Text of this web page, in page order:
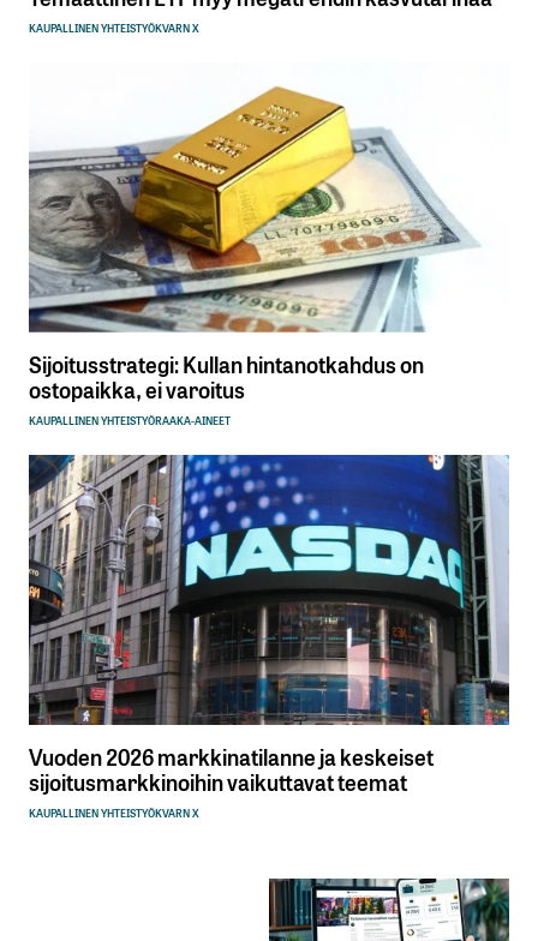
KAUPALLINEN YHTEISTYÖKVARN X
Sijoitusstrategi: Kullan hintanotkahdus on
ostopaikka, ei varoitus
KAUPALLINEN YHTEISTYÖRAAKA-AINEET
Vuoden 2026 markkinatilanne ja keskeiset
sijoitusmarkkinoihin vaikuttavat teemat
KAUPALLINEN YHTEISTYÖKVARN X